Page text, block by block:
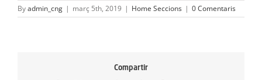
Byadmin_cng | març 5th, 2019 | Home Seccions | 0 Comentaris
Compartir